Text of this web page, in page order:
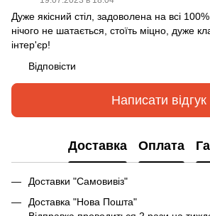
Дуже якісний стіл, задоволена на всі 100%
нічого не шатається, стоїть міцно, дуже
інтер'єр!
Відповісти
Написати відгук
Доставка Оплата
Доставки "Самовивіз"
Доставка "Нова Пошта"